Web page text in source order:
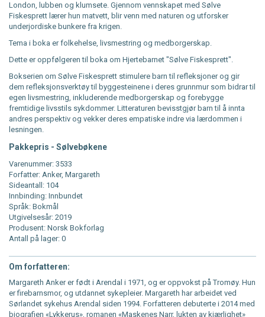
London, lubben og klumsete. Gjennom vennskapet med Sølve
Fiskesprett lærer hun matvett, blir venn med naturen og utforsker
underjordiske bunkere fra krigen.
Tema i boka er folkehelse, livsmestring og medborgerskap.
Dette er oppfølgeren til boka om Hjertebarnet "Sølve Fiskesprett".
Bokserien om Sølve Fiskesprett stimulere barn til refleksjoner og gir
dem refleksjonsverktøy til byggesteinene i deres grunnmur som bidrar til
egen livsmestring, inkluderende medborgerskap og forebygge
fremtidige livsstils sykdommer. Litteraturen bevisstgjør barn til å innta
andres perspektiv og vekker deres empatiske indre via lærdommen i
lesningen.
Pakkepris - Sølvebøkene
Varenummer: 3533
Forfatter: Anker, Margareth
Sideantall: 104
Innbinding: Innbundet
Språk: Bokmål
Utgivelsesår: 2019
Produsent: Norsk Bokforlag
Antall på lager: 0
Om forfatteren:
Margareth Anker er født i Arendal i 1971, og er oppvokst på Tromøy. Hun
er firebarnsmor, og utdannet sykepleier. Margareth har arbeidet ved
Sørlandet sykehus Arendal siden 1994. Forfatteren debuterte i 2014 med
biografien «Lykkerus», romanen «Maskenes Narr, lukten av kjærlighet»